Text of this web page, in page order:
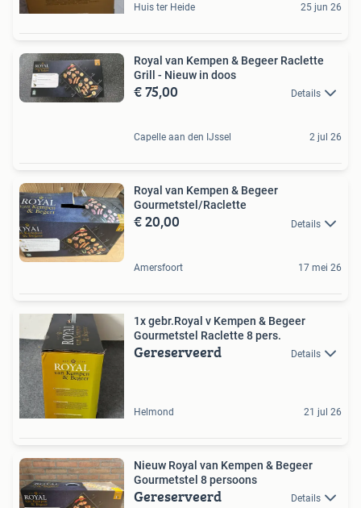
Huis ter Heide 25 jun 26
Royal van Kempen & Begeer Raclette
Grill - Nieuw in doos
€ 75,00 Details
Capelle aan den IJssel 2 jul 26
Royal van Kempen & Begeer
Gourmetstel/Raclette
€ 20,00 Details
Amersfoort 17 mei 26
1x gebr.Royal v Kempen & Begeer
Gourmetstel Raclette 8 pers.
Gereserveerd Details
Helmond 21 jul 26
Nieuw Royal van Kempen & Begeer
Gourmetstel 8 persoons
Gereserveerd Details